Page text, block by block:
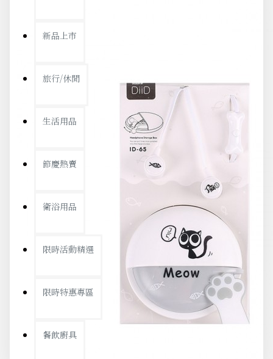
新品上市
旅行/休閒
生活用品
節慶熱賣
衛浴用品
限時活動精選
限時特惠專區
餐飲廚具